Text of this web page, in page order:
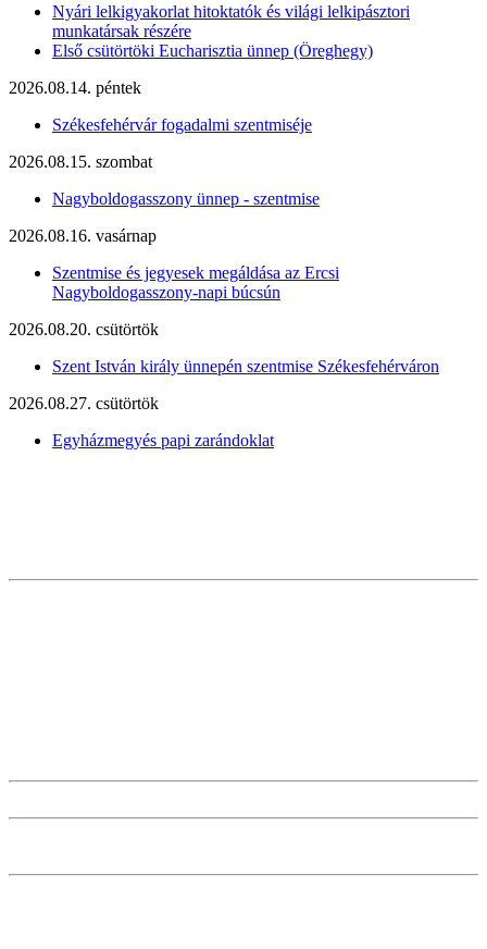
Nyári lelkigyakorlat hitoktatók és világi lelkipásztori
munkatársak részére
Első csütörtöki Eucharisztia ünnep (Öreghegy)
2026.08.14. péntek
Székesfehérvár fogadalmi szentmiséje
2026.08.15. szombat
Nagyboldogasszony ünnep - szentmise
2026.08.16. vasárnap
Szentmise és jegyesek megáldása az Ercsi
Nagyboldogasszony-napi búcsún
2026.08.20. csütörtök
Szent István király ünnepén szentmise Székesfehérváron
2026.08.27. csütörtök
Egyházmegyés papi zarándoklat